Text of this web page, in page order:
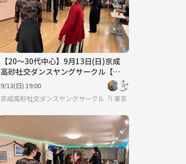
【20〜30代中心】9月13日(日)京成
高砂社交ダンスヤングサークル【初
心者🔰歓迎】
9/13(日) 19:00
京成高砂社交ダンスヤングサークル『HSDC』🔰
東京